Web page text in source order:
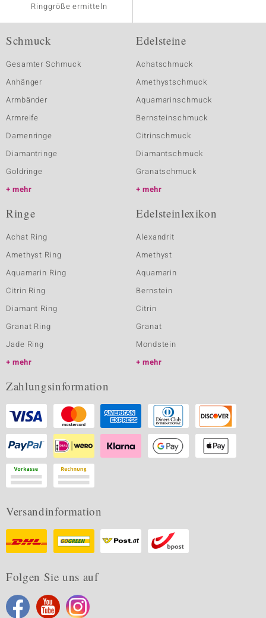
Ringgröße ermitteln
Schmuck
Gesamter Schmuck
Anhänger
Armbänder
Armreife
Damenringe
Diamantringe
Goldringe
mehr
Edelsteine
Achatschmuck
Amethystschmuck
Aquamarinschmuck
Bernsteinschmuck
Citrinschmuck
Diamantschmuck
Granatschmuck
mehr
Ringe
Achat Ring
Amethyst Ring
Aquamarin Ring
Citrin Ring
Diamant Ring
Granat Ring
Jade Ring
mehr
Edelsteinlexikon
Alexandrit
Amethyst
Aquamarin
Bernstein
Citrin
Granat
Mondstein
mehr
Zahlungsinformation
Versandinformation
Folgen Sie uns auf